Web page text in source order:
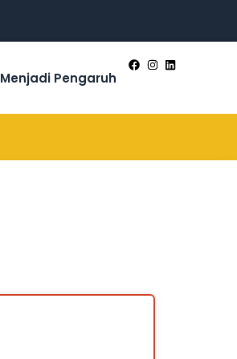
Menjadi Pengaruh